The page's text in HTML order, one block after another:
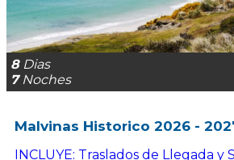
8Dias
7Noches
Malvinas Historico 2026 -
INCLUYE: Traslados de Llegada y